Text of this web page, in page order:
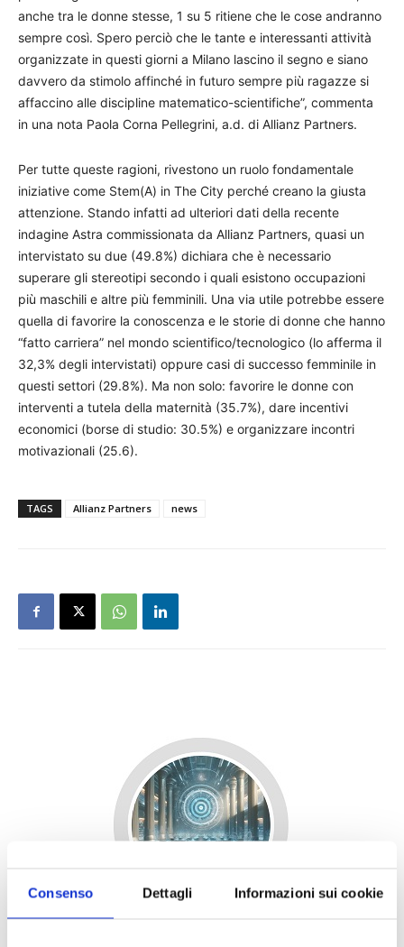
Consenso Dettagli Informazioni sui cookie
anche tra le donne stesse, 1 su 5 ritiene che le cose andranno
sempre così. Spero perciò che le tante e interessanti attività
organizzate in questi giorni a Milano lascino il segno e siano
davvero da stimolo affinché in futuro sempre più ragazze si
affaccino alle discipline matematico-scientifiche”, commenta
in una nota Paola Corna Pellegrini, a.d. di Allianz Partners.
Per tutte queste ragioni, rivestono un ruolo fondamentale
iniziative come Stem(A) in The City perché creano la giusta
attenzione. Stando infatti ad ulteriori dati della recente
indagine Astra commissionata da Allianz Partners, quasi un
intervistato su due (49.8%) dichiara che è necessario
superare gli stereotipi secondo i quali esistono occupazioni
più maschili e altre più femminili. Una via utile potrebbe essere
quella di favorire la conoscenza e le storie di donne che hanno
“fatto carriera” nel mondo scientifico/tecnologico (lo afferma il
32,3% degli intervistati) oppure casi di successo femminile in
questi settori (29.8%). Ma non solo: favorire le donne con
interventi a tutela della maternità (35.7%), dare incentivi
economici (borse di studio: 30.5%) e organizzare incontri
motivazionali (25.6).
TAGS Allianz Partners news